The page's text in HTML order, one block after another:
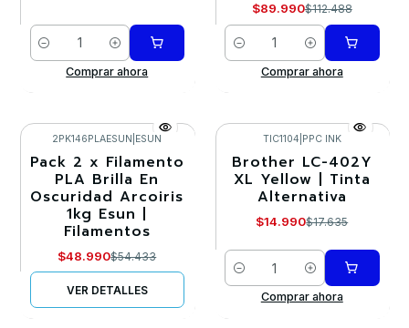
Cantidad
Comprar ahora
$89.990$112.488
Cantidad
Comprar ahora
-10%
Agotado
2PK146PLAESUN ESUN
Pack 2 x Filamento
PLA Brilla En
Oscuridad Arcoiris
1kg Esun |
Filamentos
$48.990$54.433
VER DETALLES
-15%
TIC1104 PPC INK
Brother LC-402Y
XL Yellow | Tinta
Alternativa
$14.990$17.635
Cantidad
Comprar ahora